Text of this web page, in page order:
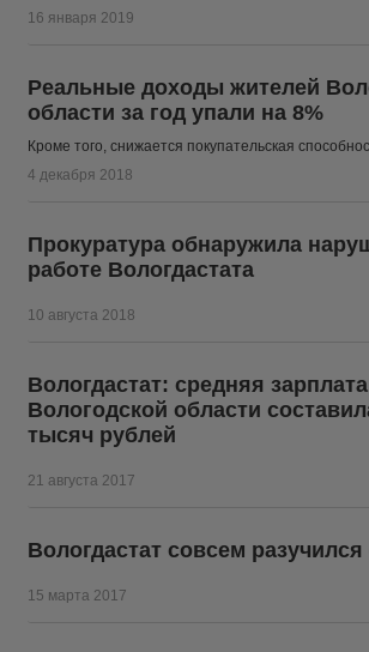
16 января 2019
Реальные доходы жителей
области за год упали на 8%
Кроме того, снижается покупательская
4 декабря 2018
Прокуратура обнаружила
работе Вологдастата
10 августа 2018
Вологдастат: средняя
Вологодской области
тысяч рублей
21 августа 2017
Вологдастат совсем разучился
15 марта 2017